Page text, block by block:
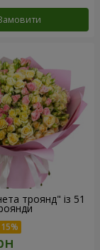
троянд" із 51